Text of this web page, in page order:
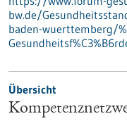
bw.de/
baden-wuerttemberg/
Übersicht